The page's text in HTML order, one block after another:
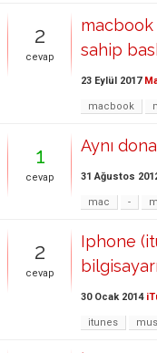
2
cevap
macbook
sahip
23 Eylül 2017
macbook
1
cevap
Aynı
31 Ağustos
mac -
2
cevap
Iphone
30 Ocak 2014
itunes